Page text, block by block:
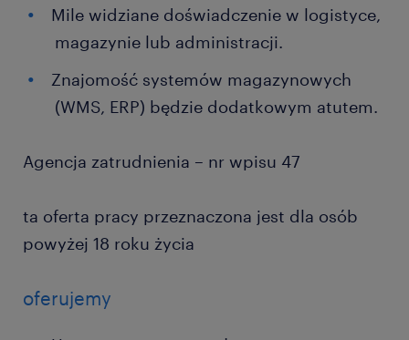
Mile widziane doświadczenie w logistyce,
magazynie lub administracji.
Znajomość systemów magazynowych
(WMS, ERP) będzie dodatkowym atutem.
Agencja zatrudnienia – nr wpisu 47
ta oferta pracy przeznaczona jest dla osób
powyżej 18 roku życia
oferujemy